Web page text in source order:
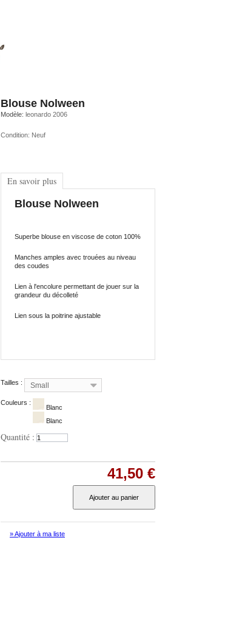
Blouse Nolween
Modèle: leonardo 2006
Condition: Neuf
En savoir plus
Blouse Nolween
Superbe blouse en viscose de coton 100%
Manches amples avec trouées au niveau
des coudes
Lien à l'encolure permettant de jouer sur la
grandeur du décolleté
Lien sous la poitrine ajustable
Tailles : Small
Couleurs :
Blanc
Blanc
Quantité :
41,50 €
Ajouter au panier
» Ajouter à ma liste